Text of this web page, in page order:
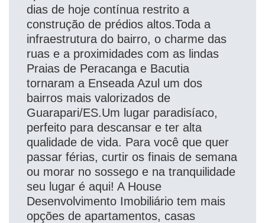
dias de hoje contínua restrito a
construção de prédios altos.Toda a
infraestrutura do bairro, o charme das
ruas e a proximidades com as lindas
Praias de Peracanga e Bacutia
tornaram a Enseada Azul um dos
bairros mais valorizados de
Guarapari/ES.Um lugar paradisíaco,
perfeito para descansar e ter alta
qualidade de vida. Para você que quer
passar férias, curtir os finais de semana
ou morar no sossego e na tranquilidade
seu lugar é aqui! A House
Desenvolvimento Imobiliário tem mais
opções de apartamentos, casas